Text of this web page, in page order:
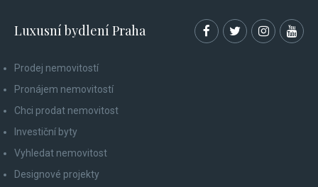
Luxusní bydlení Praha
Prodej nemovitostí
Pronájem nemovitostí
Chci prodat nemovitost
Investiční byty
Vyhledat nemovitost
Designové projekty